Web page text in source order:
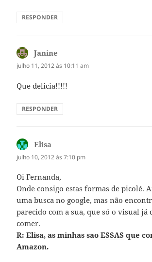
RESPONDER
Janine
julho 11, 2012 às 10:11 am
Que delicia!!!!!
RESPONDER
Elisa
julho 10, 2012 às 7:10 pm
Oi Fernanda,
Onde consigo estas formas de picolé.
uma busca no google, mas não
parecido com a sua, que só o visual já
comer.
R: Elisa, as minhas saoESSAS que
Amazon.